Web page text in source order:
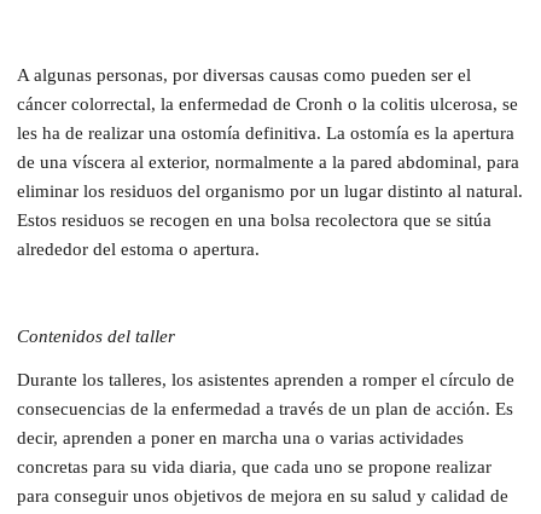
A algunas personas, por diversas causas como pueden ser el
cáncer colorrectal, la enfermedad de Cronh o la colitis ulcerosa, se
les ha de realizar una ostomía definitiva. La ostomía es la apertura
de una víscera al exterior, normalmente a la pared abdominal, para
eliminar los residuos del organismo por un lugar distinto al natural.
Estos residuos se recogen en una bolsa recolectora que se sitúa
alrededor del estoma o apertura.
Contenidos del taller
Durante los talleres, los asistentes aprenden a romper el círculo de
consecuencias de la enfermedad a través de un plan de acción. Es
decir, aprenden a poner en marcha una o varias actividades
concretas para su vida diaria, que cada uno se propone realizar
para conseguir unos objetivos de mejora en su salud y calidad de